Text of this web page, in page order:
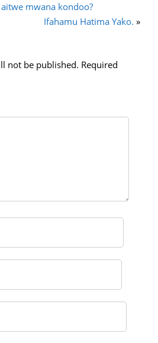
mwana kondoo?
Ifahamu Hatima Yako. »
not be published. Required